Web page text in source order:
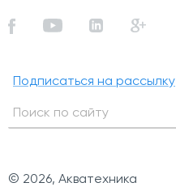
Подписаться на рассылку
© 2026, Акватехника